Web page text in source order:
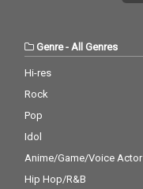
Genre- All Genres
Hi-res
Rock
Pop
Idol
Anime/Game/Voice Actor
Hip Hop/R&B